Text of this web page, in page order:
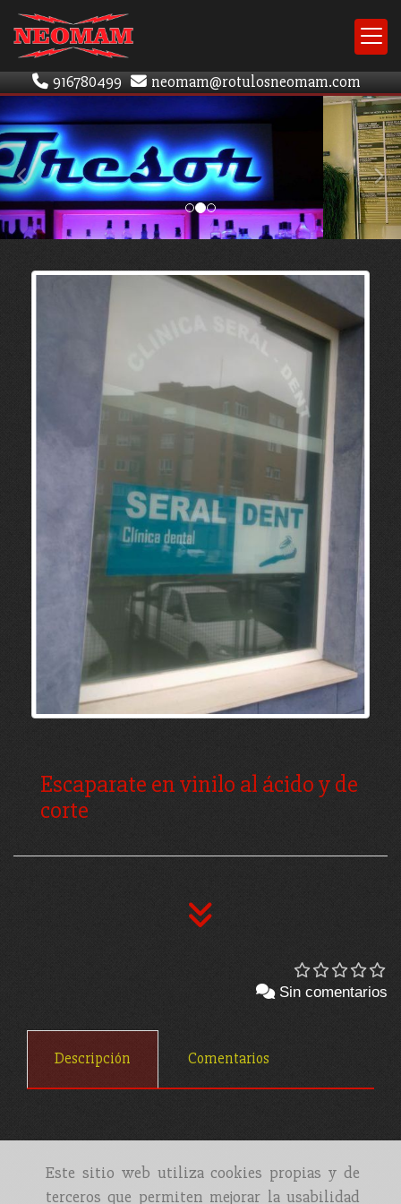
Este sitio web utiliza cookies propias y de
terceros que permiten mejorar la usabilidad
916780499 neomam
rotulosneomam.com
prev
Escaparate en vinilo al ácido y de
corte
Sin comentarios
Descripción Comentarios